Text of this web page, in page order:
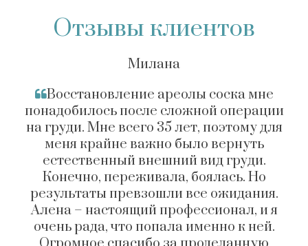
Отзывы клиентов
Милана
Восстановление ареолы соска мне
понадобилось после сложной операции
на груди. Мне всего 35 лет, поэтому для
меня крайне важно было вернуть
естественный внешний вид груди.
Конечно, переживала, боялась. Но
результаты превзошли все ожидания.
Алена – настоящий профессионал, и я
очень рада, что попала именно к ней.